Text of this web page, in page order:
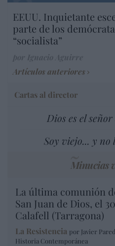
EEUU. Inquietante
parte de los
“socialista”
Artículos anteriores
Cartas al director
Dios es el
Soy viejo... y
Minucias
La última comunión
San Juan de Dios, el
Calafell (Tarragona)
La Resistencia por Javier
Historia Contemporánea